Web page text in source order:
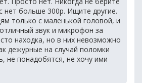
нет больше 300р. Ищите другие.
только с маленькой головой, и
звук и микрофон за
находка, но в них невозможно
дежурные на случай поломки
не понадобятся, не хочу ими